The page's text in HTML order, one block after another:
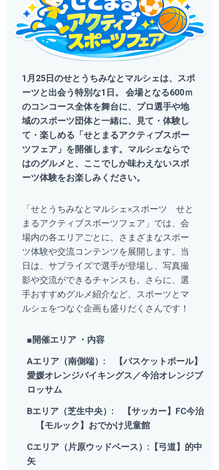
1月25日のせとうちみなとマルシェは、スポ
ーツと出会う特別な1日。 会場となる600ｍ
のコンコース全体を舞台に、プロ選手や地
域のスポーツ団体と一緒に、見て・体験し
て・楽しめる「せとまるアクティブスポー
ツフェア」を開催します。マルシェならで
はのグルメと、ここでしか味わえないスポ
ーツ体験をお楽しみください。
「せとうちみなとマルシェ×スポーツ せと
まるアクティブスポーツフェア」では、会
場内の各エリアごとに、さまざまなスポー
ツ体験や交流コンテンツを展開します。 当
日は、サプライズで選手が登場し、写真撮
影や交流ができるチャンスも。 さらに、選
手おすすめグルメ紹介など、
スポーツとマ
ルシェをつなぐ企画も盛りだくさんです！
■開催エリア ・内容
Aエリア（南側端）: 【バスケットボール】
愛媛オレンジバイキングス／今治オレンジブ
ロッサム
Bエリア（芝生中央）: 【サッカー】FC今治
【モルック】おでかけ児童館
Cエリア（片原ウッドベース）:【弓道】的中
矢